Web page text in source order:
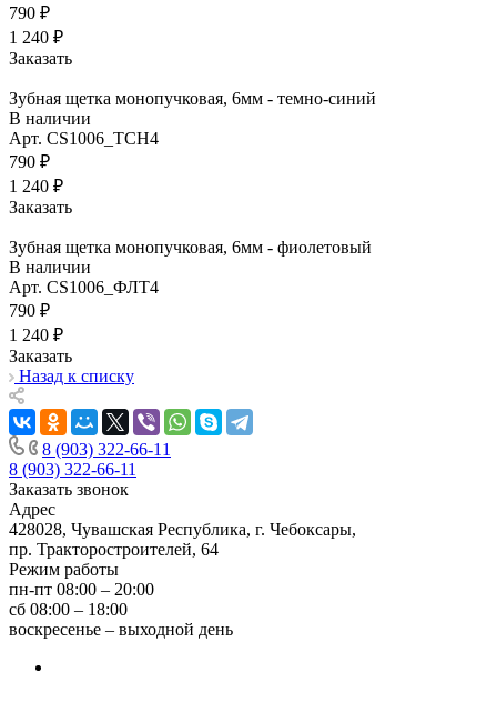
790 ₽
1 240 ₽
Заказать
Зубная щетка монопучковая, 6мм - темно-синий
В наличии
Арт. CS1006_ТСН4
790 ₽
1 240 ₽
Заказать
Зубная щетка монопучковая, 6мм - фиолетовый
В наличии
Арт. CS1006_ФЛТ4
790 ₽
1 240 ₽
Заказать
Назад к списку
8 (903) 322-66-11
8 (903) 322-66-11
Заказать звонок
Адрес
428028, Чувашская Республика, г. Чебоксары,
пр. Тракторостроителей, 64
Режим работы
пн-пт 08:00 – 20:00
сб 08:00 – 18:00
воскресенье – выходной день